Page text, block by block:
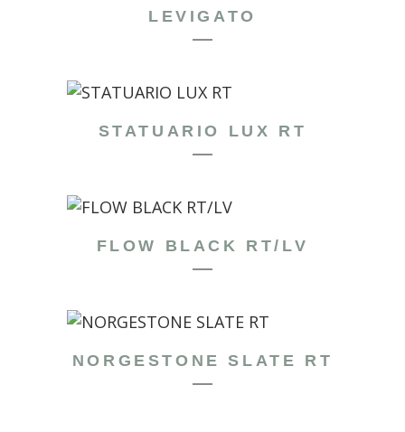
LEVIGATO
STATUARIO LUX RT
FLOW BLACK RT/LV
NORGESTONE SLATE RT